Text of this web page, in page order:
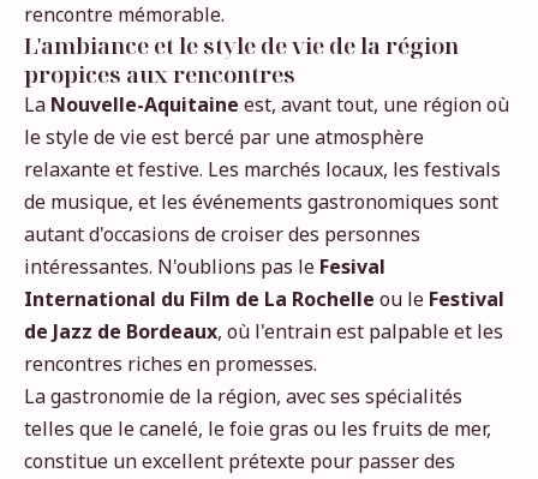
rencontre mémorable.
L'ambiance et le style de vie de la région
propices aux rencontres
La Nouvelle-Aquitaine est, avant tout, une région où
le style de vie est bercé par une atmosphère
relaxante et festive. Les marchés locaux, les festivals
de musique, et les événements gastronomiques sont
autant d'occasions de croiser des personnes
intéressantes. N'oublions pas le Fesival
International du Film de La Rochelle ou le Festival
de Jazz de Bordeaux, où l'entrain est palpable et les
rencontres riches en promesses.
La gastronomie de la région, avec ses spécialités
telles que le canelé, le foie gras ou les fruits de mer,
constitue un excellent prétexte pour passer des